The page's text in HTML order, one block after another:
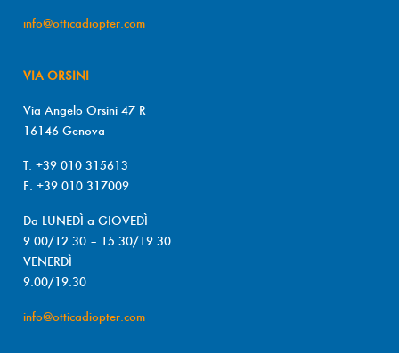
info@otticadiopter.com
VIA ORSINI
Via Angelo Orsini 47 R
16146 Genova
T. +39 010 315613
F. +39 010 317009
Da LUNEDÌ a GIOVEDÌ
9.00/12.30 – 15.30/19.30
VENERDÌ
9.00/19.30
info@otticadiopter.com